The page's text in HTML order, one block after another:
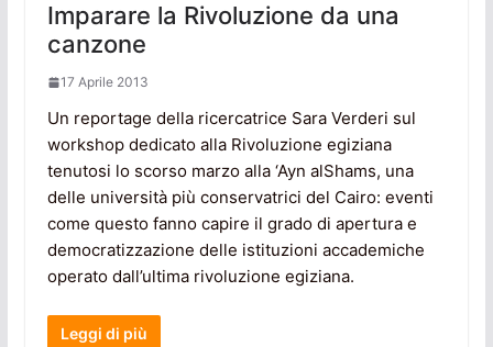
Imparare la Rivoluzione da una
canzone
17 Aprile 2013
Un reportage della ricercatrice Sara Verderi sul
workshop dedicato alla Rivoluzione egiziana
tenutosi lo scorso marzo alla ‘Ayn alShams, una
delle università più conservatrici del Cairo: eventi
come questo fanno capire il grado di apertura e
democratizzazione delle istituzioni accademiche
operato dall’ultima rivoluzione egiziana.
Leggi di più